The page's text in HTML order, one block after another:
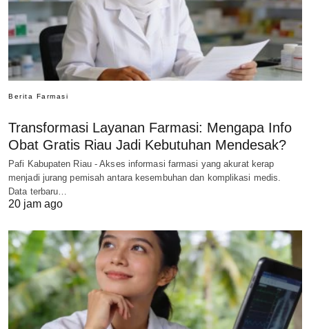
Berita Farmasi
Transformasi Layanan Farmasi: Mengapa Info
Obat Gratis Riau Jadi Kebutuhan Mendesak?
Pafi Kabupaten Riau - Akses informasi farmasi yang akurat kerap
menjadi jurang pemisah antara kesembuhan dan komplikasi medis.
Data terbaru…
20 jam ago